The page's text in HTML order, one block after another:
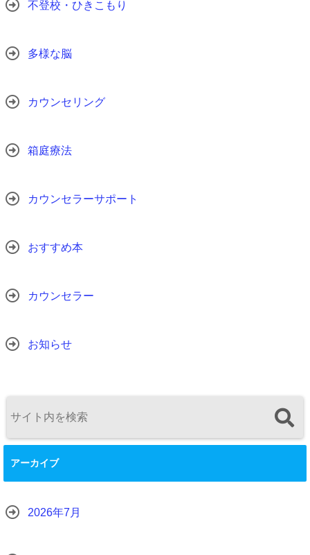
不登校・ひきこもり
多様な脳
カウンセリング
箱庭療法
カウンセラーサポート
おすすめ本
カウンセラー
お知らせ
アーカイブ
2026年7月